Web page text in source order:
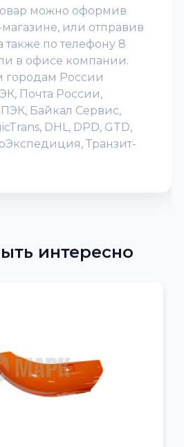
можно оформив
магазине, или отправив
также по телефону 8
в офисе компании.
городам России
Почта России,
Байкал Сервис,
DHL, DPD, GTD,
Транзит-
интересно